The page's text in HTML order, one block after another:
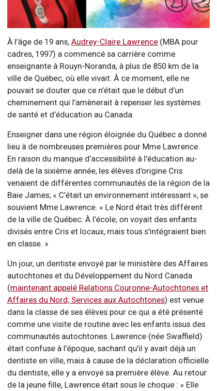
À l’âge de 19 ans, Audrey-Claire Lawrence (MBA pour
cadres, 1997) a commencé sa carrière comme
enseignante à Rouyn-Noranda, à plus de 850 km de la
ville de Québec, où elle vivait. À ce moment, elle ne
pouvait se douter que ce n’était que le début d’un
cheminement qui l’amènerait à repenser les systèmes
de santé et d’éducation au Canada.
Enseigner dans une région éloignée du Québec a donné
lieu à de nombreuses premières pour Mme Lawrence.
En raison du manque d’accessibilité à l'éducation au-
delà de la sixième année, les élèves d’origine Cris
venaient de différentes communautés de la région de la
Baie James; « C’était un environnement intéressant », se
souvient Mme Lawrence. « Le Nord était très différent
de la ville de Québec. À l’école, on voyait des enfants
divisés entre Cris et locaux, mais tous s'intégraient bien
en classe. »
Un jour, un dentiste envoyé par le ministère des Affaires
autochtones et du Développement du Nord Canada
(maintenant appelé Relations Couronne-Autochtones et
Affaires du Nord; Services aux Autochtones) est venue
dans la classe de ses élèves pour ce qui a été présenté
comme une visite de routine avec les enfants issus des
communautés autochtones. Lawrence (née Swaffield)
était confuse à l’époque, sachant qu’il y avait déjà un
dentiste en ville, mais à cause de la déclaration officielle
du dentiste, elle y a envoyé sa première élève. Au retour
de la jeune fille, Lawrence était sous le choque : « Elle